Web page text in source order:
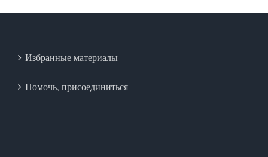
Избранные материалы
Помочь, присоединиться